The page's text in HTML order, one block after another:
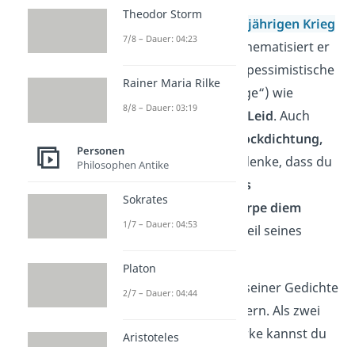
Da Gryphius den Dreißigjährigen Krieg
(1618-1648) miterlebte, thematisiert er
in seinen Werken häufig pessimistische
Themen („Poetik der Klage“) wie
Zerstörung, Verlust
Leid. Auch
Motive der Barockdichtung,
wieMemento mori
(„Bedenke, dass du
Vanitas
(Vergänglichkeit) und
Carpe diem
(“Nutze den Tag“), sind Teil seines
Heutzutage zählen viele seiner Gedichte
zu den absoluten Klassikern. Als zwei
seiner bekanntesten Werke kannst du
Theodor Storm
7/8 – Dauer: 04:23
Rainer Maria Rilke
8/8 – Dauer: 03:19
Personen
Philosophen Antike
Sokrates
1/7 – Dauer: 04:53
Platon
2/7 – Dauer: 04:44
Aristoteles